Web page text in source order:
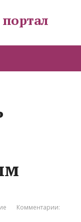
Комментарии: